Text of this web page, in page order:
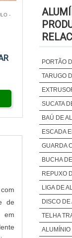
-
de
em
PORTÃO
TARUGO
SUCATA
BAÚ DE
ESCADA
GUARDA
BUCHA
REPUXO
LIGA DE
DISCO DE
TELHA